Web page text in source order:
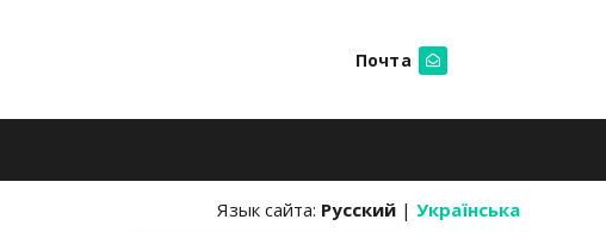
Почта
Язык сайта: Русский | Українська